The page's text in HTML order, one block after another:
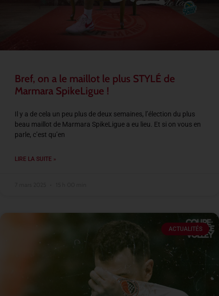
Bref, on a le maillot le plus STYLÉ de
Marmara SpikeLigue !
Il y a de cela un peu plus de deux semaines, l’élection du plus
beau maillot de Marmara SpikeLigue a eu lieu. Et si on vous en
parle, c’est qu’en
LIRE LA SUITE »
ACTUALITÉS